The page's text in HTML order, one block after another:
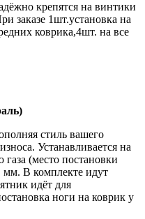
крепятся на винтики
заказе 1шт.установка на
коврика,4шт. на все
стиль вашего
Устанавливается на
(место постановки
В комплекте идут
идёт для
ноги на коврик у